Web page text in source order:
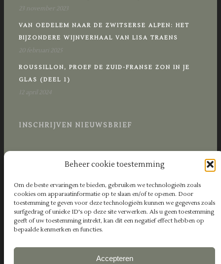
Beheer cookie toestemming
Om de beste ervaringen te bieden, gebruiken we technologieën zoals
cookies om apparaatinformatie op te slaan en/of te openen. Door
toestemming te geven voor deze technologieën kunnen we gegevens zoals
surfgedrag of unieke ID's op deze site verwerken. Als u geen toestemming
geeft of uw toestemming intrekt, kan dit een negatief effect hebben op
bepaalde kenmerken en functies.
Accepteren
23 november 2023
VAN OEDELEM NAAR DE ZWITSERSE ALPEN: HET
BIJZONDERE WIJNVERHAAL VAN LISA TRAENS
20 februari 2025
ROUSSILLON, PROEF DE ZUID-FRANSE ZON IN JE
GLAS (DEEL 1)
12 april 2024
INSCHRIJVEN NIEUWSBRIEF